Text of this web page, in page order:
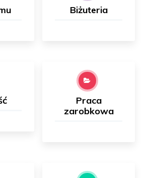
Biżuteria
Praca
zarobkowa